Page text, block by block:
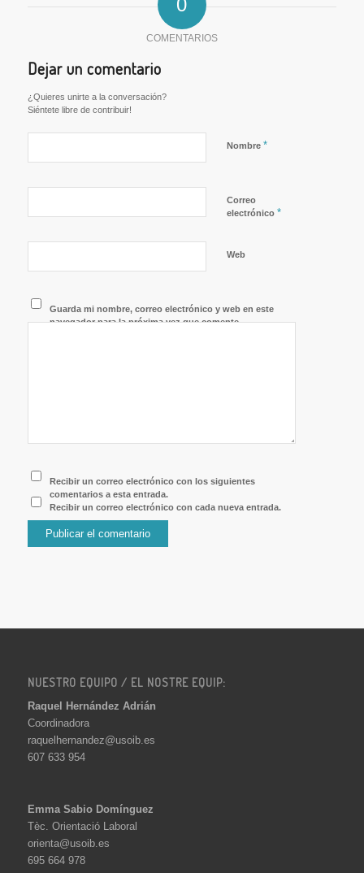
0
COMENTARIOS
Dejar un comentario
¿Quieres unirte a la conversación?
Siéntete libre de contribuir!
Nombre *
Correo
electrónico *
Web
Guarda mi nombre, correo electrónico y web en este
navegador para la próxima vez que comente.
Recibir un correo electrónico con los siguientes
comentarios a esta entrada.
Recibir un correo electrónico con cada nueva entrada.
NUESTRO EQUIPO / EL NOSTRE EQUIP:
Raquel Hernández Adrián
Coordinadora
raquelhernandez@usoib.es
607 633 954
Emma Sabio Domínguez
Tèc. Orientació Laboral
orienta@usoib.es
695 664 978